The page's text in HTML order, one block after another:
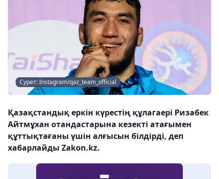
Сурет: Instagram/qaz_team_official
Қазақстандық еркін күрестің құлагаері Ризабек
Айтмұхан отандастарына кезекті атағымен
құттықтағаны үшін алғысын білдірді, деп
хабарлайды Zakon.kz.